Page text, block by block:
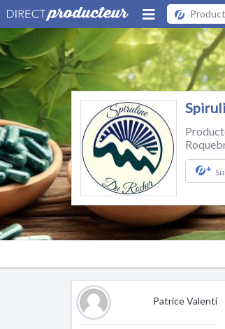
+
Patrice Valenti